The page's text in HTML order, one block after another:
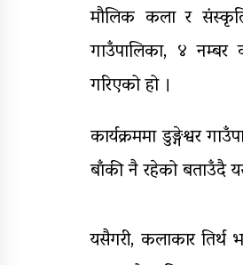
मौलिक कला र संस्कृति
गाउँपालिका, ४ नम्बर
गरिएको हो ।
कार्यक्रममा डुङ्गेश्वर
बाँकी नै रहेको बताउँदै
यसैगरी, कलाकार तिर्थ